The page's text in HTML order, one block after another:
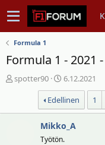
Formula 1
Formula 1 - 2021
V
s
spotter90
A
l
o
i
t
6.12.2021
Edellinen
1
Mikko_A
Työtön.